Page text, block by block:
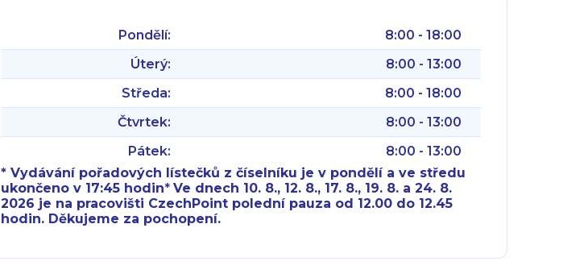
Pondělí:
8:00 - 18:00
Úterý:
8:00 - 13:00
Středa:
8:00 - 18:00
Čtvrtek:
8:00 - 13:00
Pátek:
8:00 - 13:00
* Vydávání pořadových lístečků z číselníku je v pondělí a ve středu
ukončeno v 17:45 hodin*Ve dnech 10. 8., 12. 8., 17. 8., 19. 8. a 24. 8.
2026 je na pracovišti CzechPoint polední pauza od 12.00 do 12.45
hodin. Děkujeme za pochopení.